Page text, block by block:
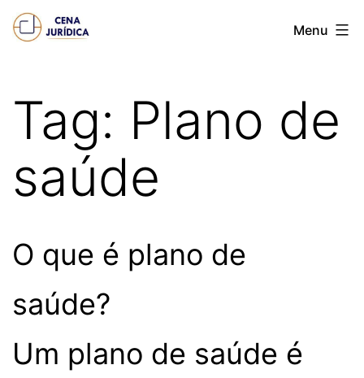
Pular
para
conteúdo
Cena
Menu
Tag: Plano de
saúde
O que é plano de
saúde?
Um plano de saúde é